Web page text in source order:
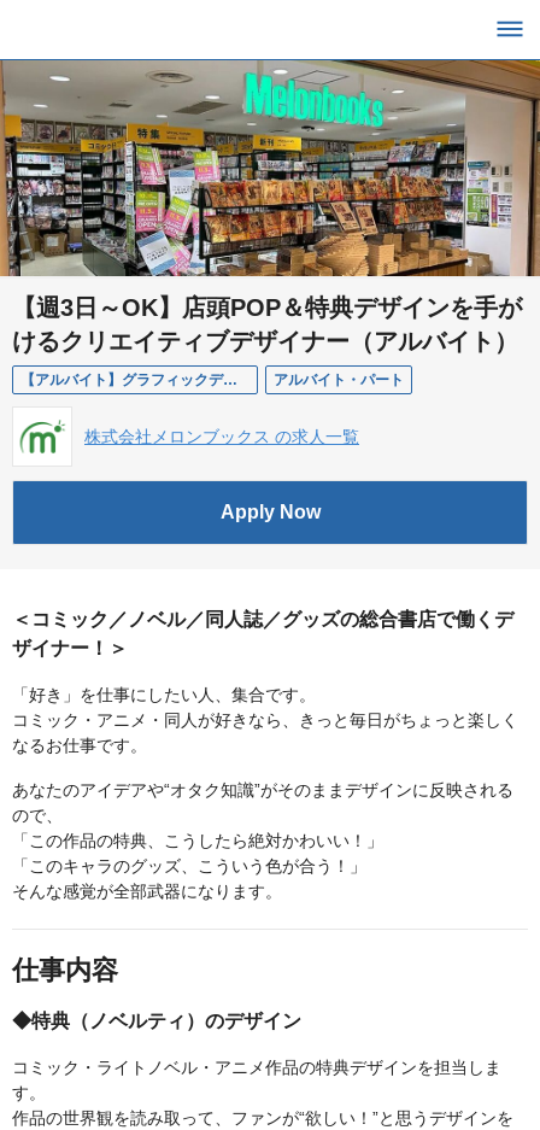
【週3日～OK】店頭POP＆特典デザインを手が
けるクリエイティブデザイナー（アルバイト）
【アルバイト】グラフィックデザイナー アルバイト・パート
株式会社メロンブックス の求人一覧
Apply Now
＜コミック／ノベル／同人誌／グッズの総合書店で働くデ
ザイナー！＞
「好き」を仕事にしたい人、集合です。
コミック・アニメ・同人が好きなら、きっと毎日がちょっと楽しく
なるお仕事です。
あなたのアイデアや“オタク知識”がそのままデザインに反映される
ので、
「この作品の特典、こうしたら絶対かわいい！」
「このキャラのグッズ、こういう色が合う！」
そんな感覚が全部武器になります。
仕事内容
◆特典（ノベルティ）のデザイン
コミック・ライトノベル・アニメ作品の特典デザインを担当しま
す。
作品の世界観を読み取って、ファンが“欲しい！”と思うデザインを